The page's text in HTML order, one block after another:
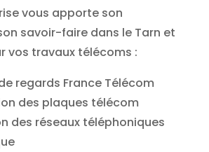
vous apporte son
savoir-faire dans le Tarn et
vos travaux télécoms :
regards France Télécom
des plaques télécom
des réseaux téléphoniques